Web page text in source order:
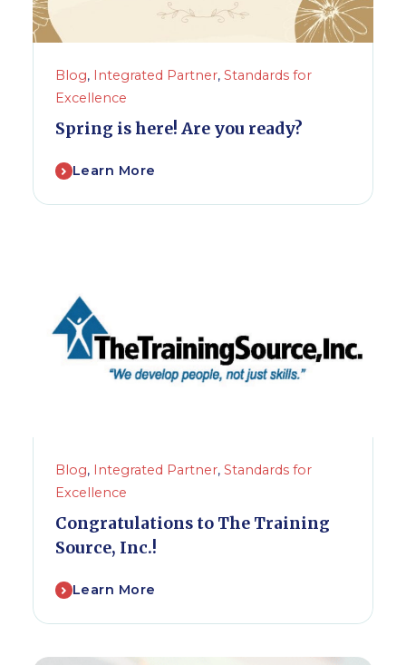
Blog, Integrated Partner, Standards for
Excellence
Spring is here! Are you ready?
Learn More
Blog, Integrated Partner, Standards for
Excellence
Congratulations to The Training
Source, Inc.!
Learn More